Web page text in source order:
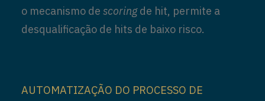
o mecanismo de scoringde hit, permite a
desqualificação de hits de baixo risco.
AUTOMATIZAÇÃO DO PROCESSO DE